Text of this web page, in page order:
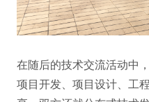
在随后的技术交流活动中
项目开发、项目设计、工